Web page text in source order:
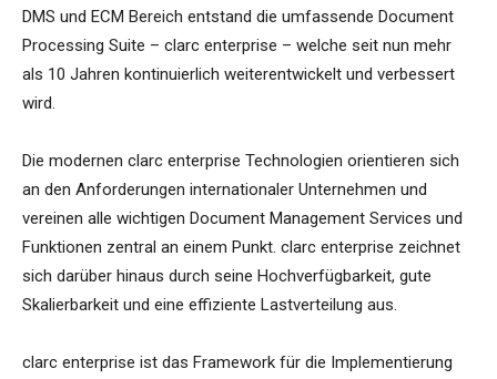
DMS und ECM Bereich entstand die umfassende Document
Processing Suite – clarc enterprise – welche seit nun mehr
als 10 Jahren kontinuierlich weiterentwickelt und verbessert
wird.
Die modernen clarc enterprise Technologien orientieren sich
an den Anforderungen internationaler Unternehmen und
vereinen alle wichtigen Document Management Services und
Funktionen zentral an einem Punkt. clarc enterprise zeichnet
sich darüber hinaus durch seine Hochverfügbarkeit, gute
Skalierbarkeit und eine effiziente Lastverteilung aus.
clarc enterprise ist das Framework für die Implementierung